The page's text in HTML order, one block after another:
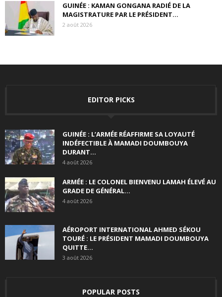
GUINÉE : KAMAN GONGANA RADIÉ DE LA
MAGISTRATURE PAR LE PRÉSIDENT...
2 août 2026
EDITOR PICKS
GUINÉE : L’ARMÉE RÉAFFIRME SA LOYAUTÉ
INDÉFECTIBLE À MAMADI DOUMBOUYA
DURANT...
4 août 2026
ARMÉE : LE COLONEL BIENVENU LAMAH ÉLEVÉ AU
GRADE DE GÉNÉRAL...
4 août 2026
AÉROPORT INTERNATIONAL AHMED SÉKOU
TOURÉ : LE PRÉSIDENT MAMADI DOUMBOUYA
QUITTE...
3 août 2026
POPULAR POSTS